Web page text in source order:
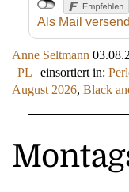
Als Mail
Anne Seltmann
PL einsortiert in:
August 2026, Black